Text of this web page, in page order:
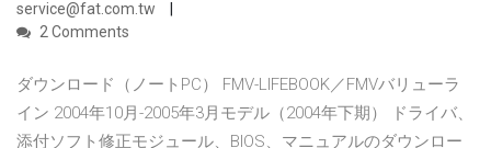
service@fat.com.tw
2 Comments
ダウンロード（ノートPC） FMV-LIFEBOOK／FMVバリューラ
イン 2004年10月-2005年3月モデル（2004年下期） ドライバ、
添付ソフト修正モジュール、BIOS、マニュアルのダウンロー